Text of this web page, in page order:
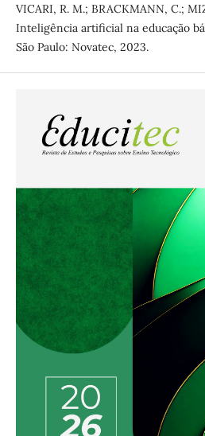
VICARI, R. M.; BRACKMANN, C.;
Inteligência artificial na educação
São Paulo: Novatec, 2023.